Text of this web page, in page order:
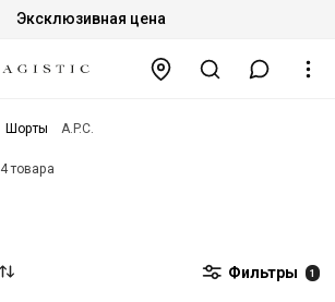
Эксклюзивная цена
Шорты A.P.C.
4 товара
Фильтры 1